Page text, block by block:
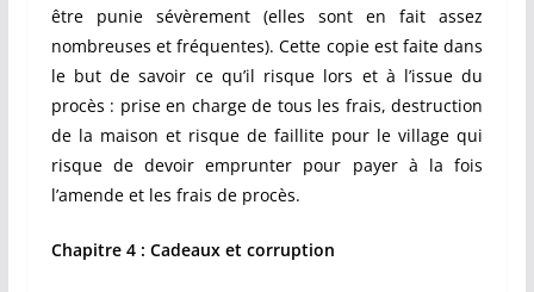
être punie sévèrement (elles sont en fait assez
nombreuses et fréquentes). Cette copie est faite dans
le but de savoir ce qu’il risque lors et à l’issue du
procès : prise en charge de tous les frais, destruction
de la maison et risque de faillite pour le village qui
risque de devoir emprunter pour payer à la fois
l’amende et les frais de procès.
Chapitre 4 : Cadeaux et corruption